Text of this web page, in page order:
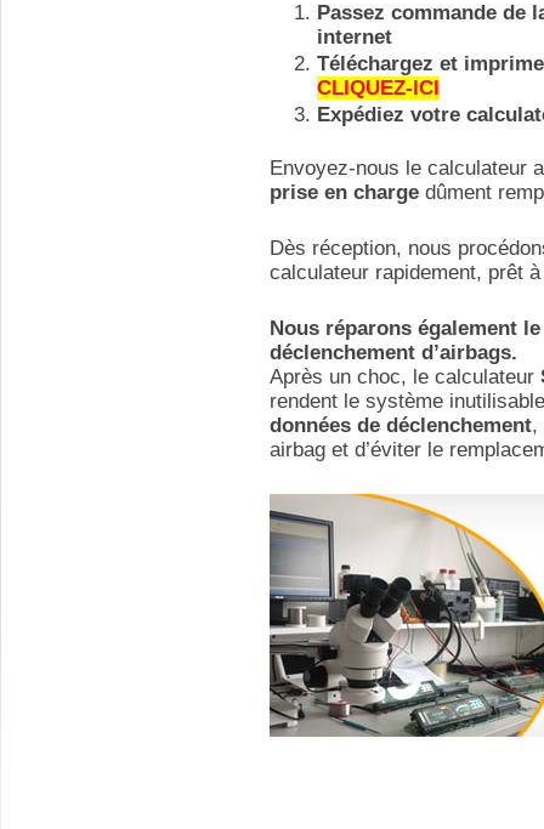
Passez commande de
internet
Téléchargez et
CLIQUEZ-ICI
Expédiez votre
Envoyez-nous le calculateur
prise en charge dûment
Dès réception, nous
calculateur rapidement, prêt
Nous réparons également
déclenchement d’airbags.
Après un choc, le calculateur
rendent le système
données de déclenchement,
airbag et d’éviter le